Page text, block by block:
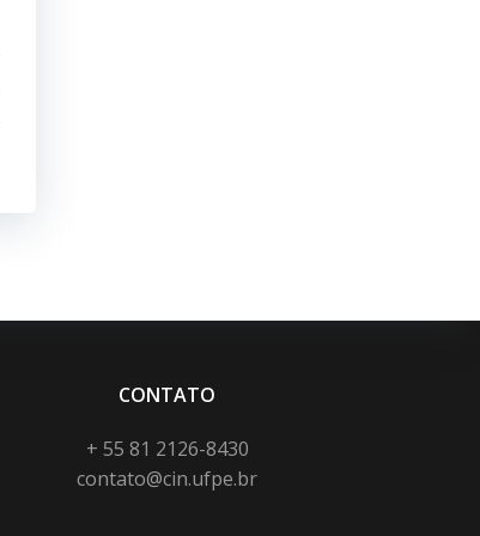
CONTATO
+ 55 81 2126-8430
contato@cin.ufpe.br